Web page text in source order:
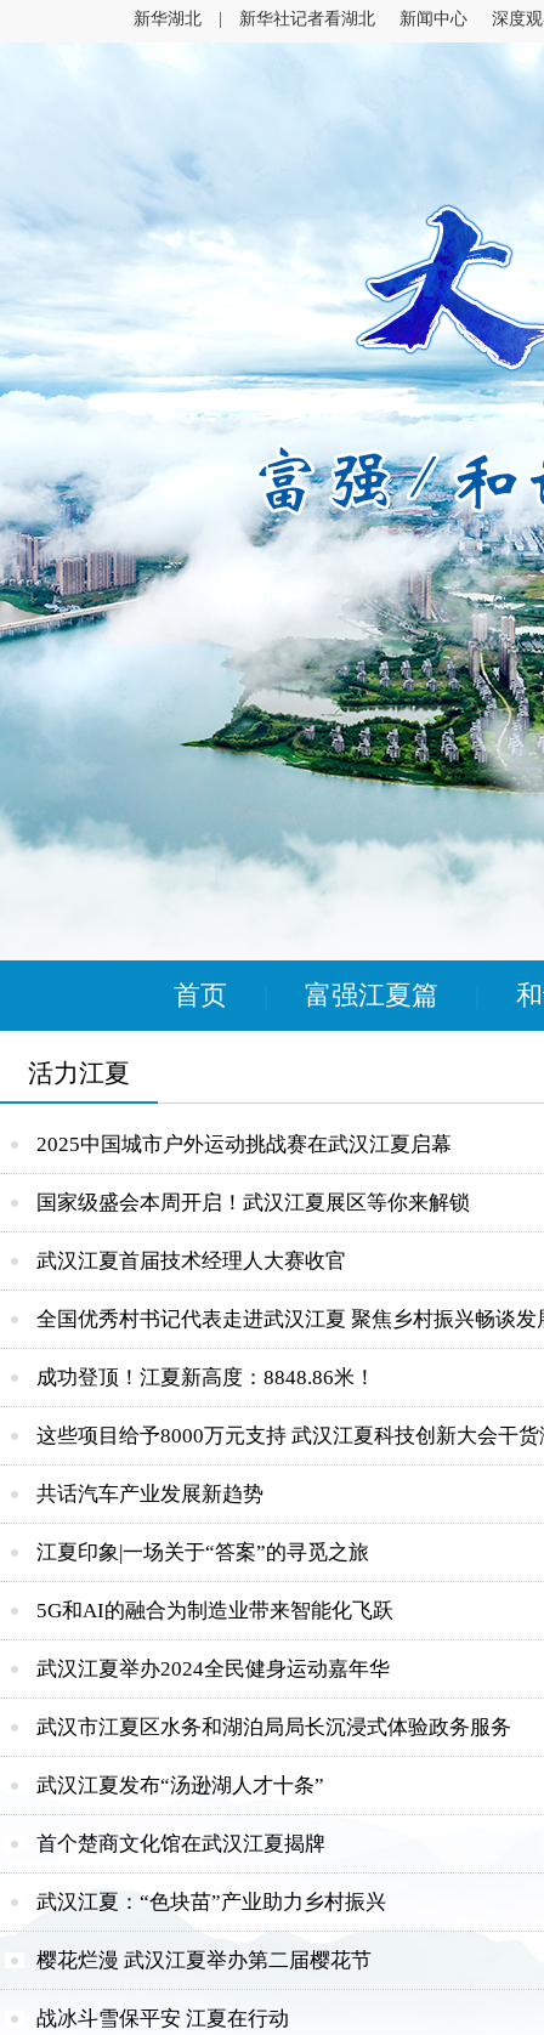
首页 富强江夏篇
活力江夏
2025中国城市户外运动挑战赛在武汉江夏启幕
国家级盛会本周开启！武汉江夏展区等你来解锁
武汉江夏首届技术经理人大赛收官
全国优秀村书记代表走进武汉江夏 聚焦乡村振兴畅谈
成功登顶！江夏新高度：8848.86米！
这些项目给予8000万元支持 武汉江夏科技创新大会干货
共话汽车产业发展新趋势
江夏印象|一场关于“答案”的寻觅之旅
5G和AI的融合为制造业带来智能化飞跃
武汉江夏举办2024全民健身运动嘉年华
武汉市江夏区水务和湖泊局局长沉浸式体验政务服务
武汉江夏发布“汤逊湖人才十条”
首个楚商文化馆在武汉江夏揭牌
武汉江夏：“色块苗”产业助力乡村振兴
樱花烂漫 武汉江夏举办第二届樱花节
战冰斗雪保平安 江夏在行动